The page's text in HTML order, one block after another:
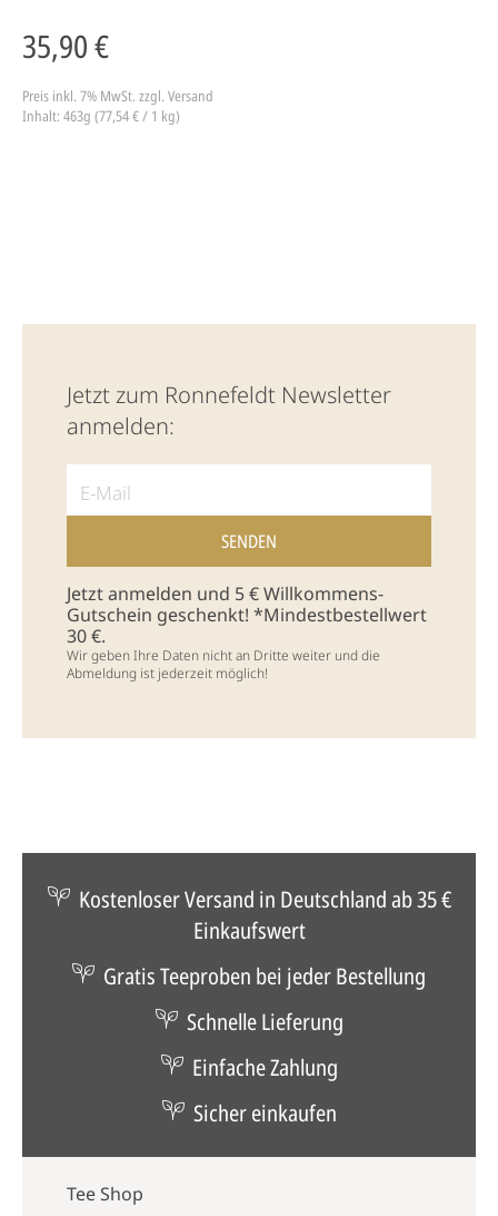
35,90 €
Preis inkl. 7% MwSt. zzgl. Versand
Inhalt: 463g (77,54 € / 1 kg)
Jetzt zum Ronnefeldt Newsletter
anmelden:
Jetzt anmelden und 5 € Willkommens-
Gutschein geschenkt! *Mindestbestellwert
30 €.
Wir geben Ihre Daten nicht an Dritte weiter und die
Abmeldung ist jederzeit möglich!
Kostenloser Versand in Deutschland ab 35 €
Einkaufswert
Gratis Teeproben bei jeder Bestellung
Schnelle Lieferung
Einfache Zahlung
Sicher einkaufen
Tee Shop